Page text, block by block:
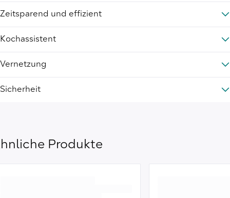
Zeitsparend und effizient
Kochassistent
Vernetzung
Sicherheit
Produkte